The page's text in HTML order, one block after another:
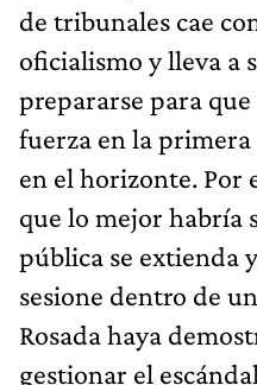
de tribunales cae
oficialismo y lleva a
prepararse para
fuerza en la primera
en el horizonte. Por
que lo mejor habría
pública se extienda
sesione dentro de
Rosada haya
gestionar el